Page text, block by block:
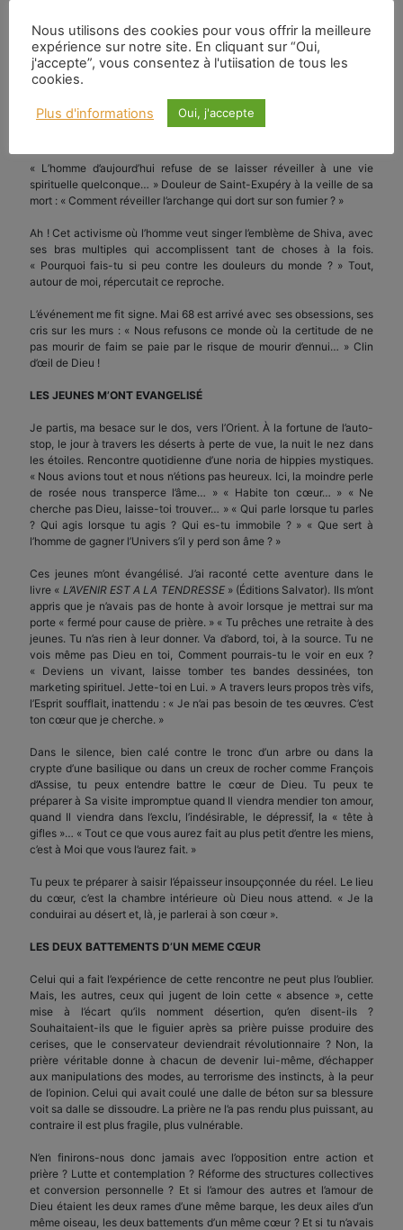
Les humains n’habitent pas leur propre demeure. Fermé pour cause
de surmenage. Ils ne s’aiment pas, ils n’ont pas le temps. Leurs
activités ou ce qui leur arrive sont des perles répandues. Pas de fil
qui puisse en faire un collier. Ils ne se parlent pas, ils bavardent. Les
papotages s’annulent les uns les autres. Mis à la retraite, ils ne
savent plus où ils en sont, ils s’ennuient. Ils tuent le temps en
« L’homme d’aujourd’hui refuse de se laisser réveiller à une vie
spirituelle quelconque… » Douleur de Saint-Exupéry à la veille de sa
mort : « Comment réveiller l’archange qui dort sur son fumier ? »
Ah ! Cet activisme où l’homme veut singer l’emblème de Shiva, avec
ses bras multiples qui accomplissent tant de choses à la fois.
« Pourquoi fais-tu si peu contre les douleurs du monde ? » Tout,
autour de moi, répercutait ce reproche.
L’événement me fit signe. Mai 68 est arrivé avec ses obsessions, ses
cris sur les murs : « Nous refusons ce monde où la certitude de ne
pas mourir de faim se paie par le risque de mourir d’ennui… » Clin
d’œil de Dieu !
LES JEUNES M’ONT EVANGELISÉ
Je partis, ma besace sur le dos, vers l’Orient. À la fortune de l’auto-
stop, le jour à travers les déserts à perte de vue, la nuit le nez dans
les étoiles. Rencontre quotidienne d’une noria de hippies mystiques.
« Nous avions tout et nous n’étions pas heureux. Ici, la moindre perle
de rosée nous transperce l’âme… » « Habite ton cœur… » « Ne
cherche pas Dieu, laisse-toi trouver… » « Qui parle lorsque tu parles
? Qui agis lorsque tu agis ? Qui es-tu immobile ? » « Que sert à
l’homme de gagner l’Univers s’il y perd son âme ? »
Ces jeunes m’ont évangélisé. J’ai raconté cette aventure dans le
livre « L’AVENIR EST A LA TENDRESSE» (Éditions Salvator). Ils m’ont
appris que je n’avais pas de honte à avoir lorsque je mettrai sur ma
porte « fermé pour cause de prière. » « Tu prêches une retraite à des
jeunes. Tu n’as rien à leur donner. Va d’abord, toi, à la source. Tu ne
vois même pas Dieu en toi, Comment pourrais-tu le voir en eux ?
« Deviens un vivant, laisse tomber tes bandes dessinées, ton
marketing spirituel. Jette-toi en Lui. » A travers leurs propos très vifs,
l’Esprit soufflait, inattendu : « Je n’ai pas besoin de tes œuvres. C’est
ton cœur que je cherche. »
Dans le silence, bien calé contre le tronc d’un arbre ou dans la
crypte d’une basilique ou dans un creux de rocher comme François
d’Assise, tu peux entendre battre le cœur de Dieu. Tu peux te
préparer à Sa visite impromptue quand Il viendra mendier ton amour,
quand Il viendra dans l’exclu, l’indésirable, le dépressif, la « tête à
gifles »… « Tout ce que vous aurez fait au plus petit d’entre les miens,
c’est à Moi que vous l’aurez fait. »
Tu peux te préparer à saisir l’épaisseur insoupçonnée du réel. Le lieu
du cœur, c’est la chambre intérieure où Dieu nous attend. « Je la
conduirai au désert et, là, je parlerai à son cœur ».
LES DEUX BATTEMENTS D’UN MEME CŒUR
Celui qui a fait l’expérience de cette rencontre ne peut plus l’oublier.
Mais, les autres, ceux qui jugent de loin cette « absence », cette
mise à l’écart qu’ils nomment désertion, qu’en disent-ils ?
Souhaitaient-ils que le figuier après sa prière puisse produire des
cerises, que le conservateur deviendrait révolutionnaire ? Non, la
prière véritable donne à chacun de devenir lui-même, d’échapper
aux manipulations des modes, au terrorisme des instincts, à la peur
de l’opinion. Celui qui avait coulé une dalle de béton sur sa blessure
voit sa dalle se dissoudre. La prière ne l’a pas rendu plus puissant, au
contraire il est plus fragile, plus vulnérable.
N’en finirons-nous donc jamais avec l’opposition entre action et
prière ? Lutte et contemplation ? Réforme des structures collectives
et conversion personnelle ? Et si l’amour des autres et l’amour de
Dieu étaient les deux rames d’une même barque, les deux ailes d’un
même oiseau, les deux battements d’un même cœur ? Et si tu n’avais
Nous utilisons des cookies pour vous offrir la meilleure
expérience sur notre site. En cliquant sur “Oui,
j'accepte”, vous consentez à l'utiisation de tous les
cookies.
Plus d'informations Oui, j'accepte